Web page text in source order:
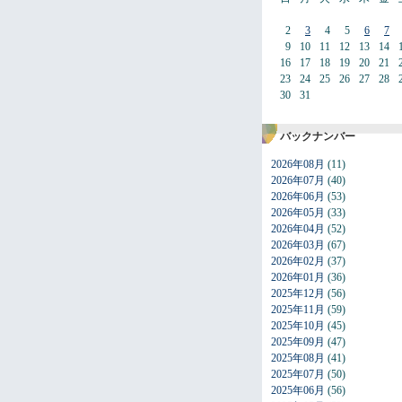
2
9
16
23
30
3
10
17
24
31
4
11
18
25
5
12
19
26
6
13
20
27
7
14
21
28
バックナンバー
2026年08月 (11)
2026年07月 (40)
2026年06月 (53)
2026年05月 (33)
2026年04月 (52)
2026年03月 (67)
2026年02月 (37)
2026年01月 (36)
2025年12月 (56)
2025年11月 (59)
2025年10月 (45)
2025年09月 (47)
2025年08月 (41)
2025年07月 (50)
2025年06月 (56)